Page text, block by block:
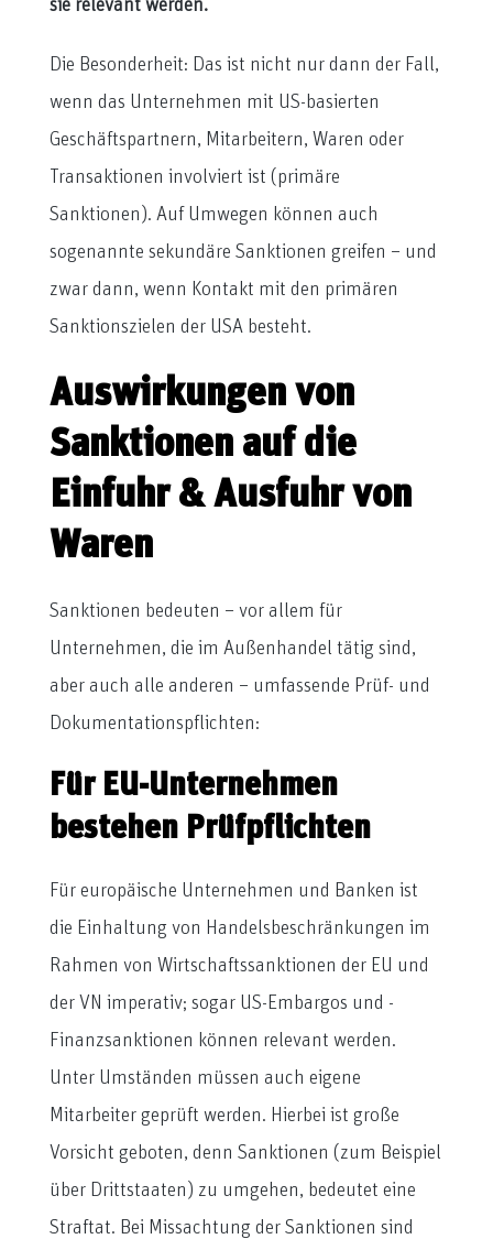
sie relevant werden.
Die Besonderheit: Das ist nicht nur dann der Fall,
wenn das Unternehmen mit US-basierten
Geschäftspartnern, Mitarbeitern, Waren oder
Transaktionen involviert ist (primäre
Sanktionen). Auf Umwegen können auch
sogenannte sekundäre Sanktionen greifen – und
zwar dann, wenn Kontakt mit den primären
Sanktionszielen der USA besteht.
Auswirkungen von
Sanktionen auf die
Einfuhr & Ausfuhr von
Waren
Sanktionen bedeuten – vor allem für
Unternehmen, die im Außenhandel tätig sind,
aber auch alle anderen – umfassende Prüf- und
Dokumentationspflichten:
Für EU-Unternehmen
bestehen Prüfpflichten
Für europäische Unternehmen und Banken ist
die Einhaltung von Handelsbeschränkungen im
Rahmen von Wirtschaftssanktionen der EU und
der VN imperativ; sogar US-Embargos und -
Finanzsanktionen können relevant werden.
Unter Umständen müssen auch eigene
Mitarbeiter geprüft werden. Hierbei ist große
Vorsicht geboten, denn Sanktionen (zum Beispiel
über Drittstaaten) zu umgehen, bedeutet eine
Straftat. Bei Missachtung der Sanktionen sind